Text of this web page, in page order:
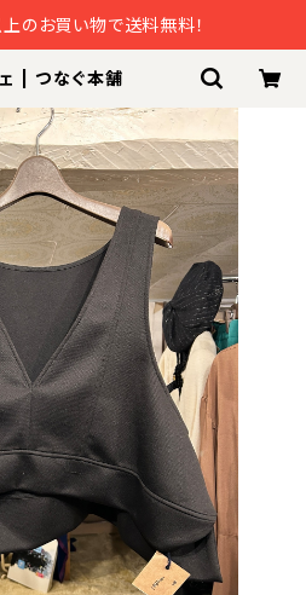
のお買い物で送料無料！
| つなぐ本舗